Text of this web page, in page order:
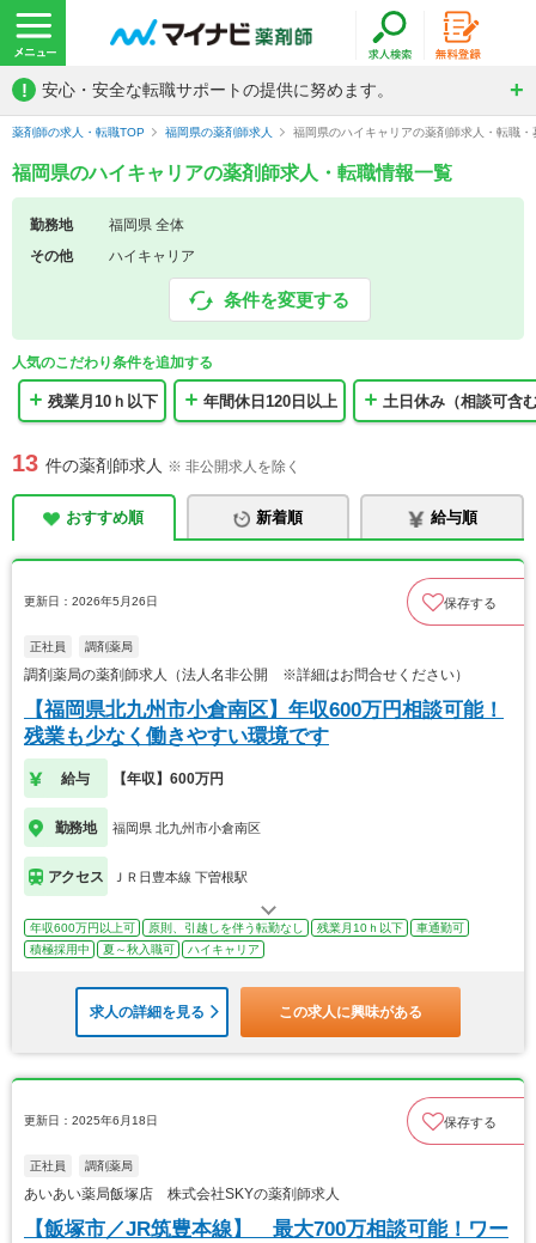
! 安心・安全な転職サポートの提供に努めます。
薬剤師の求人・転職TOP 福岡県の薬剤師求人 福岡県のハイキャリアの薬剤師求人・転職・
福岡県のハイキャリアの薬剤師求人・転職情報一覧
勤務地
福岡県 全体
その他
ハイキャリア
条件を変更する
人気のこだわり条件を追加する
残業月10ｈ以下 年間休日120日以上 土日休み（相談可含
13 件の薬剤師求人 ※ 非公開求人を除く
おすすめ順 新着順 給与順
更新日：2026年5月26日 保存する
正社員 調剤薬局
調剤薬局の薬剤師求人（法人名非公開 ※詳細はお問合せください）
【福岡県北九州市小倉南区】年収600万円相談可能！
残業も少なく働きやすい環境です
給与 【年収】600万円
勤務地 福岡県 北九州市小倉南区
アクセス ＪＲ日豊本線 下曽根駅
年収600万円以上可 原則、引越しを伴う転勤なし 残業月10ｈ以下
車通勤可
積極採用中
夏～秋入職可 ハイキャリア
求人の詳細を見る この求人に興味がある
更新日：2025年6月18日 保存する
正社員 調剤薬局
あいあい薬局飯塚店 株式会社SKYの薬剤師求人
【飯塚市／JR筑豊本線】 最大700万相談可能！ワー